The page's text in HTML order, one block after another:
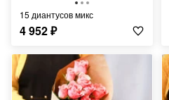
15 диантусов микс
4 952₽